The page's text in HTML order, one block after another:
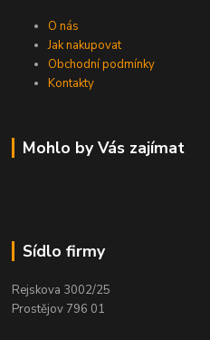
O nás
Jak nakupovat
Obchodní podmínky
Kontakty
Mohlo by Vás zajímat
Sídlo firmy
Rejskova 3002/25
Prostějov 796 01